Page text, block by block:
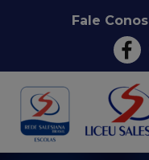
conteúdo
Fale